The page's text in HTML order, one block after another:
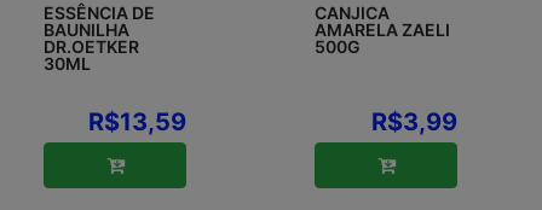
ESSÊNCIA DE
BAUNILHA
DR.OETKER
30ML
R$13,59
CANJICA
AMARELA ZAELI
500G
R$3,99